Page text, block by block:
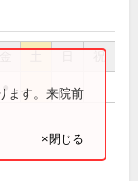
祝
●ます。来院前
×閉じる